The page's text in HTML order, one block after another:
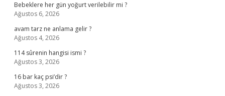
Bebeklere her gün yoğurt verilebilir mi ?
Ağustos 6, 2026
avam tarz ne anlama gelir ?
Ağustos 4, 2026
114 sûrenin hangisi ismi ?
Ağustos 3, 2026
16 bar kaç psi’dir ?
Ağustos 3, 2026